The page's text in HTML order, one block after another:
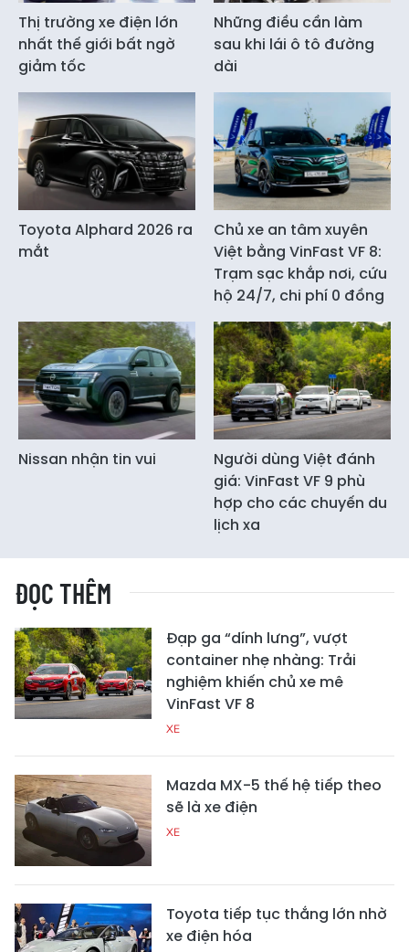
Thị trường xe điện lớn
nhất thế giới bất ngờ
giảm tốc
Những điều cần làm
sau khi lái ô tô đường
dài
Toyota Alphard 2026 ra
mắt
Chủ xe an tâm xuyên
Việt bằng VinFast VF 8:
Trạm sạc khắp nơi, cứu
hộ 24/7, chi phí 0 đồng
Nissan nhận tin vui
Người dùng Việt đánh
giá: VinFast VF 9 phù
hợp cho các chuyến du
lịch xa
ĐỌC THÊM
Đạp ga “dính lưng”, vượt
container nhẹ nhàng: Trải
nghiệm khiến chủ xe mê
VinFast VF 8
XE
Mazda MX-5 thế hệ tiếp theo
sẽ là xe điện
XE
Toyota tiếp tục thắng lớn nhờ
xe điện hóa